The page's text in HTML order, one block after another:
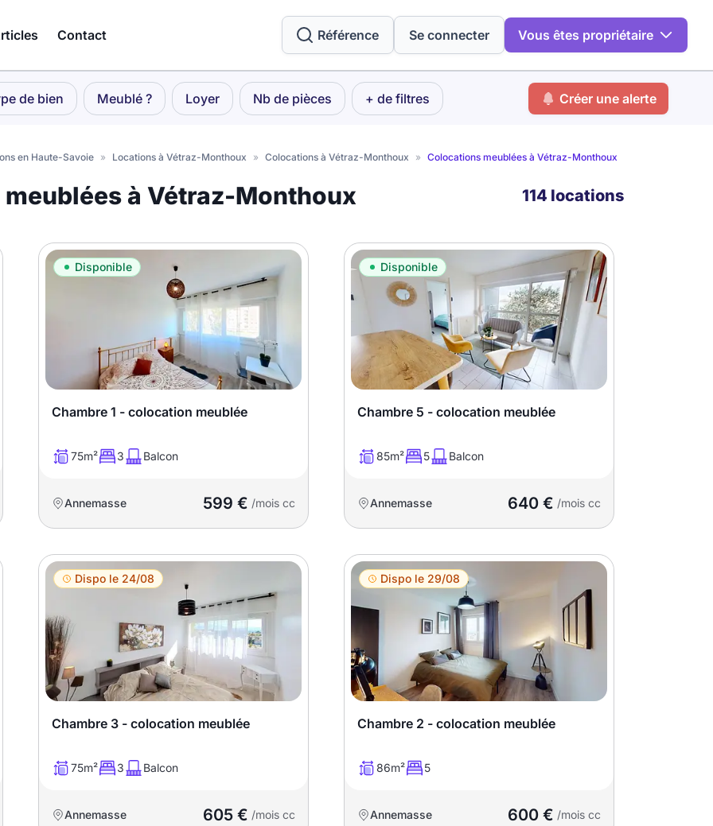
Contact Référence Se connecter Vous êtes propriétaire
de bien Meublé ? Loyer Nb de pièces + de filtres Créer une alerte
en Haute-Savoie » Locations à Vétraz-Monthoux » Colocations à Vétraz-Monthoux » Colocations meublées à Vétraz-Monthoux
à Vétraz-Monthoux 114 locations
Disponible
Chambre 1 - colocation meublée
75m² 3 Balcon
Annemasse 599 € /mois cc
Disponible
Chambre 5 - colocation meublée
85m² 5 Balcon
Annemasse 640 € /mois cc
Dispo le 24/08
Chambre 3 - colocation meublée
75m² 3 Balcon
Annemasse 605 € /mois cc
Dispo le 29/08
Chambre 2 - colocation meublée
86m² 5
Annemasse 600 € /mois cc